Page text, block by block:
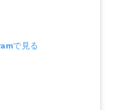
で見る